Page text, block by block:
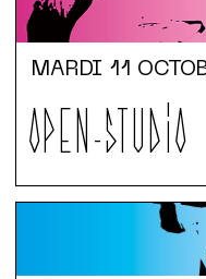
MARDI 11
OPEN-STUDIO